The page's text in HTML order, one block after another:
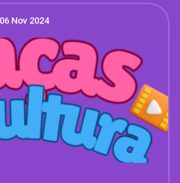
06 Nov 2024